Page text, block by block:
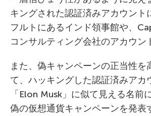
キングされた認証済みアカウント
フルトにあるインド領事館や、
コンサルティング会社のアカウン
また、偽キャンペーンの正当性を
て、ハッキングした認証済みアカ
「Elon Musk」に似て見える名前
偽の仮想通貨キャンペーンを発表